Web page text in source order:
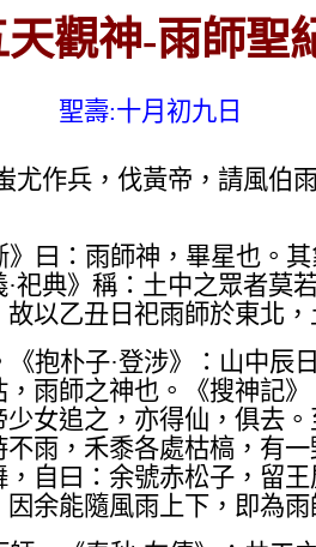
天觀神-雨師聖
聖壽:十月初九日
兵，伐黃帝，請風伯
曰：雨師神，畢星也。
典》稱：土中之眾者莫
以乙丑日祀雨師於東北，
抱朴子·登涉》：山中
雨師之神也。《搜神記
女追之，亦得仙，俱去
雨，禾黍各處枯槁，有
自曰：余號赤松子，留
余能隨風雨上下，即為雨